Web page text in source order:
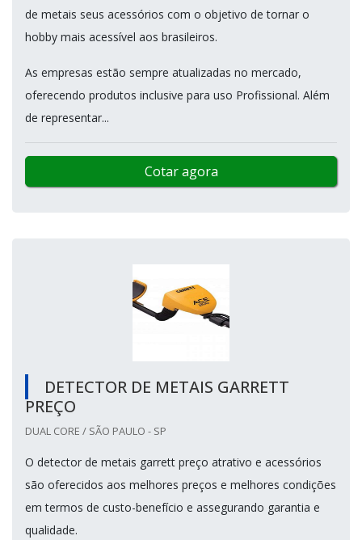
de metais seus acessórios com o objetivo de tornar o
hobby mais acessível aos brasileiros.
As empresas estão sempre atualizadas no mercado,
oferecendo produtos inclusive para uso Profissional. Além
de representar...
Cotar agora
DETECTOR DE METAIS GARRETT
PREÇO
DUAL CORE / SÃO PAULO - SP
O detector de metais garrett preço atrativo e acessórios
são oferecidos aos melhores preços e melhores condições
em termos de custo-benefício e assegurando garantia e
qualidade.